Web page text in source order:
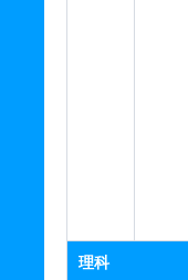
理科